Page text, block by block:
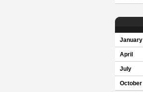
January
April
July
October